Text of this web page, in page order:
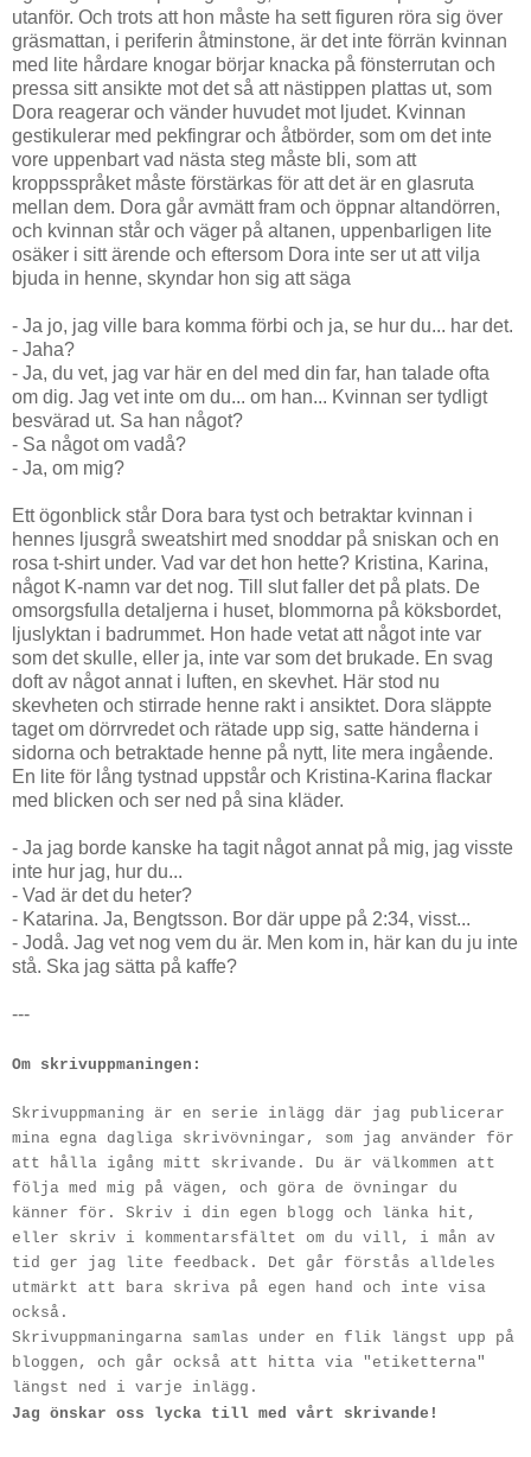
utanför. Och trots att hon måste ha sett figuren röra sig över
gräsmattan, i periferin åtminstone, är det inte förrän kvinnan
med lite hårdare knogar börjar knacka på fönsterrutan och
pressa sitt ansikte mot det så att nästippen plattas ut, som
Dora reagerar och vänder huvudet mot ljudet. Kvinnan
gestikulerar med pekfingrar och åtbörder, som om det inte
vore uppenbart vad nästa steg måste bli, som att
kroppsspråket måste förstärkas för att det är en glasruta
mellan dem. Dora går avmätt fram och öppnar altandörren,
och kvinnan står och väger på altanen, uppenbarligen lite
osäker i sitt ärende och eftersom Dora inte ser ut att vilja
bjuda in henne, skyndar hon sig att säga
- Ja jo, jag ville bara komma förbi och ja, se hur du... har det.
- Jaha?
- Ja, du vet, jag var här en del med din far, han talade ofta
om dig. Jag vet inte om du... om han... Kvinnan ser tydligt
besvärad ut. Sa han något?
- Sa något om vadå?
- Ja, om mig?
Ett ögonblick står Dora bara tyst och betraktar kvinnan i
hennes ljusgrå sweatshirt med snoddar på sniskan och en
rosa t-shirt under. Vad var det hon hette? Kristina, Karina,
något K-namn var det nog. Till slut faller det på plats. De
omsorgsfulla detaljerna i huset, blommorna på köksbordet,
ljuslyktan i badrummet. Hon hade vetat att något inte var
som det skulle, eller ja, inte var som det brukade. En svag
doft av något annat i luften, en skevhet. Här stod nu
skevheten och stirrade henne rakt i ansiktet. Dora släppte
taget om dörrvredet och rätade upp sig, satte händerna i
sidorna och betraktade henne på nytt, lite mera ingående.
En lite för lång tystnad uppstår och Kristina-Karina flackar
med blicken och ser ned på sina kläder.
- Ja jag borde kanske ha tagit något annat på mig, jag visste
inte hur jag, hur du...
- Vad är det du heter?
- Katarina. Ja, Bengtsson. Bor där uppe på 2:34, visst...
- Jodå. Jag vet nog vem du är. Men kom in, här kan du ju inte
stå. Ska jag sätta på kaffe?
---
Om skrivuppmaningen:
Skrivuppmaning är en serie inlägg där jag publicerar
mina egna dagliga skrivövningar, som jag använder för
att hålla igång mitt skrivande. Du är välkommen att
följa med mig på vägen, och göra de övningar du
känner för. Skriv i din egen blogg och länka hit,
eller skriv i kommentarsfältet om du vill, i mån av
tid ger jag lite feedback. Det går förstås alldeles
utmärkt att bara skriva på egen hand och inte visa
också.
Skrivuppmaningarna samlas under en flik längst upp på
bloggen, och går också att hitta via "etiketterna"
längst ned i varje inlägg.
Jag önskar oss lycka till med vårt skrivande!